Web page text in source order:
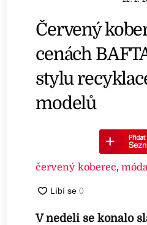
Červený
cenách
stylu
modelů
červený koberec,móda
V neděli se konalo